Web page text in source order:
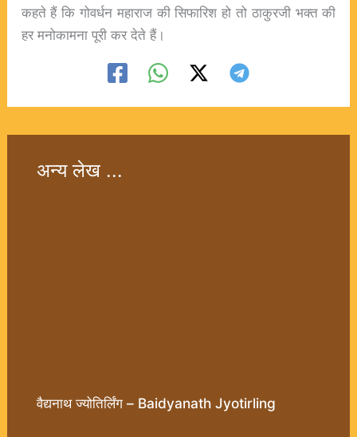
कहते हैं कि गोवर्धन महाराज की सिफारिश हो तो ठाकुरजी भक्त की
हर मनोकामना पूरी कर देते हैं।
अन्य लेख ...
वैद्यनाथ ज्योतिर्लिंग – Baidyanath Jyotirling